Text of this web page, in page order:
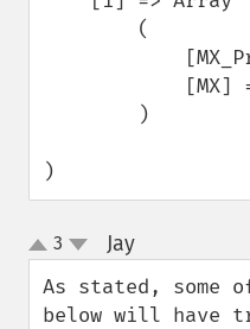
)
up
down
3 Jay¶
As stated, some
below will have